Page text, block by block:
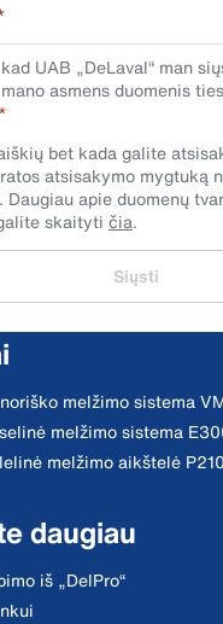
UAB „DeLaval“ man
asmens duomenis
bet kada galite
atsisakymo mygtuką
Daugiau apie duomenų
skaityti čia.
Siųsti
melžimo sistema
melžimo sistema
melžimo aikštelė
daugiau
iš „DelPro“